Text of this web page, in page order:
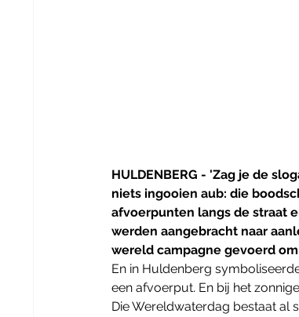
HULDENBERG - 'Zag je de
niets ingooien aub: die
afvoerpunten langs de straat
werden aangebracht naar
wereld campagne gevoerd
En in Huldenberg
een afvoerput. En bij het
Die Wereldwaterdag bestaat al